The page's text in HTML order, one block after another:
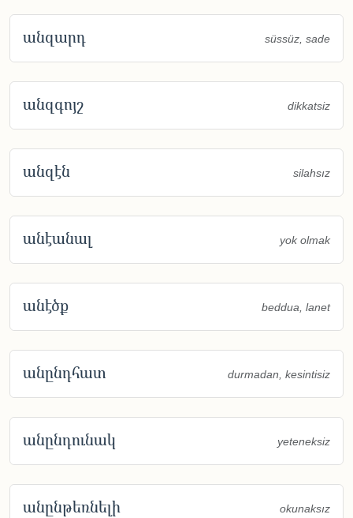
անզարդ süssüz, sade
անզգոյշ dikkatsiz
անզէն silahsız
անէանալ yok olmak
անէծք beddua, lanet
անընդհատ durmadan, kesintisiz
անընդունակ yeteneksiz
անընթեռնելի okunaksız